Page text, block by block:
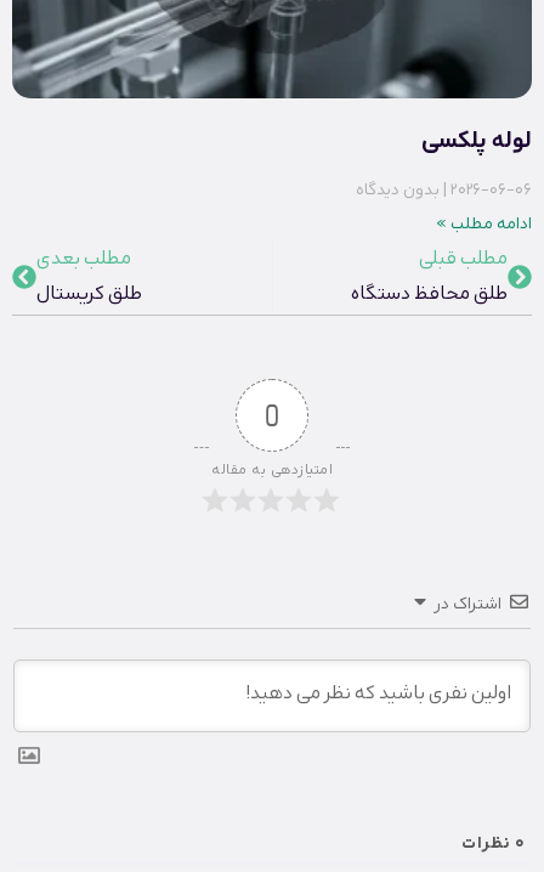
لوله پلکسی
2026-06-06 بدون دیدگاه
ادامه مطلب »
مطلب قبلی
طلق محافظ دستگاه
مطلب بعدی
طلق کریستال
0
امتیازدهی به مقاله
اشتراک در
0 نظرات